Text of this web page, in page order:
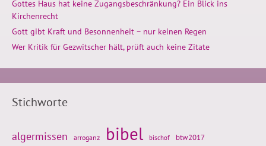
Gottes Haus hat keine Zugangsbeschränkung? Ein Blick ins
Kirchenrecht
Gott gibt Kraft und Besonnenheit – nur keinen Regen
Wer Kritik für Gezwitscher hält, prüft auch keine Zitate
Stichworte
algermissen arroganz bibel bischof btw2017